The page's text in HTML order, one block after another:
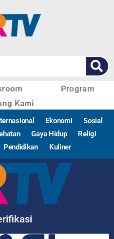
Program
Kami
Ekonomi
Sosial
Gaya Hidup
Religi
Pendidikan Kuliner